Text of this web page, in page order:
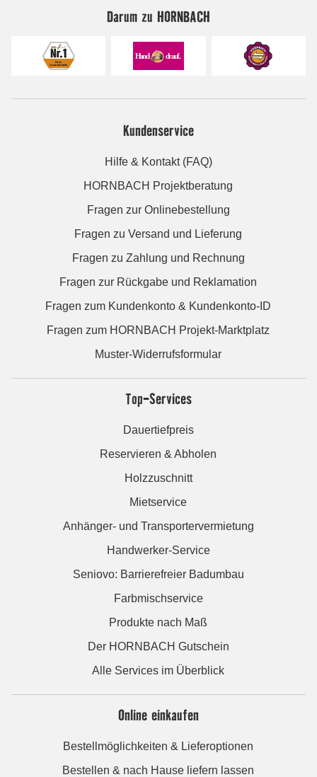
Darum zu HORNBACH
Kundenservice
Hilfe & Kontakt (FAQ)
HORNBACH Projektberatung
Fragen zur Onlinebestellung
Fragen zu Versand und Lieferung
Fragen zu Zahlung und Rechnung
Fragen zur Rückgabe und Reklamation
Fragen zum Kundenkonto & Kundenkonto-ID
Fragen zum HORNBACH Projekt-Marktplatz
Muster-Widerrufsformular
Top-Services
Dauertiefpreis
Reservieren & Abholen
Holzzuschnitt
Mietservice
Anhänger- und Transportervermietung
Handwerker-Service
Seniovo: Barrierefreier Badumbau
Farbmischservice
Produkte nach Maß
Der HORNBACH Gutschein
Alle Services im Überblick
Online einkaufen
Bestellmöglichkeiten & Lieferoptionen
Bestellen & nach Hause liefern lassen